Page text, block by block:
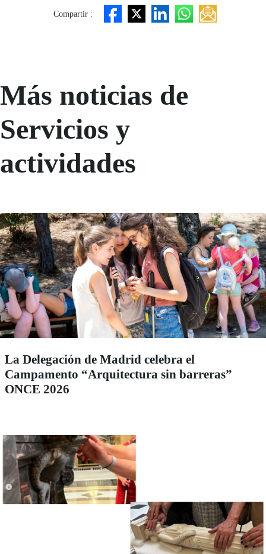
Compartir :
Más noticias de
Servicios y
actividades
La Delegación de Madrid celebra el
Campamento “Arquitectura sin barreras”
ONCE 2026